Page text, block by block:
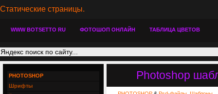
Статические страницы.
WWW BOTSETTO RU ФОТОШОП ОНЛАЙН ТАБЛИЦА ЦВЕТОВ
Photoshop
PHOTOSHOP
Шрифты